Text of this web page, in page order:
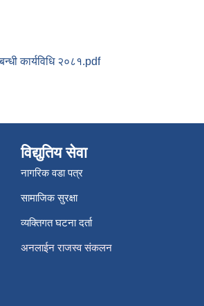
कार्यविधि २०८१.pdf
विद्युतिय सेवा
नागरिक वडा पत्र
सामाजिक सुरक्षा
व्यक्तिगत घटना दर्ता
अनलाईन राजस्व संकलन